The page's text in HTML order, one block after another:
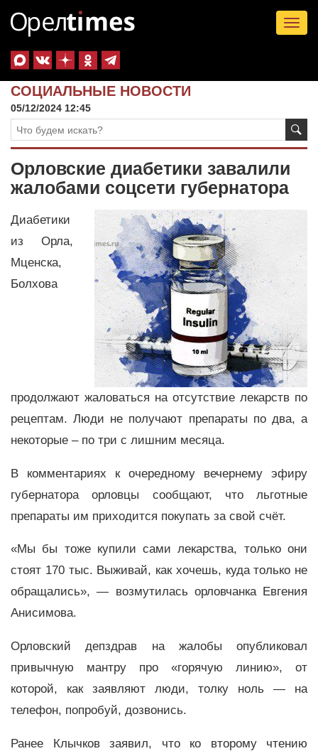
СОЦИАЛЬНЫЕ НОВОСТИ
05/12/2024 12:45
Орловские диабетики завалили
жалобами соцсети губернатора
Диабетики
из Орла,
Мценска,
Болхова
продолжают жаловаться на отсутствие лекарств по
рецептам. Люди не получают препараты по два, а
некоторые – по три с лишним месяца.
В комментариях к очередному вечернему эфиру
губернатора орловцы сообщают, что льготные
препараты им приходится покупать за свой счёт.
«Мы бы тоже купили сами лекарства, только они
стоят 170 тыс. Выживай, как хочешь, куда только не
обращались», — возмутилась орловчанка Евгения
Анисимова.
Орловский депздрав на жалобы опубликовал
привычную мантру про «горячую линию», от
которой, как заявляют люди, толку ноль — на
телефон, попробуй, дозвонись.
Ранее Клычков заявил, что ко второму чтению